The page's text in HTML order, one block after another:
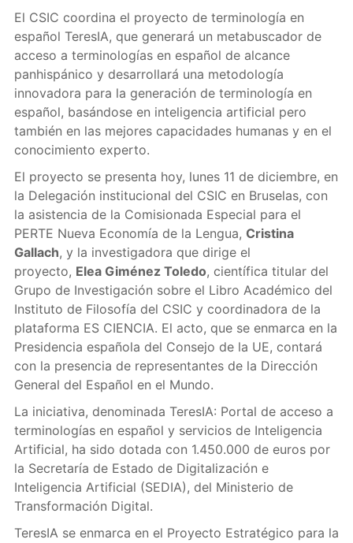
El CSIC coordina el proyecto de terminología en
español TeresIA, que generará un metabuscador de
acceso a terminologías en español de alcance
panhispánico y desarrollará una metodología
innovadora para la generación de terminología en
español, basándose en inteligencia artificial pero
también en las mejores capacidades humanas y en el
conocimiento experto.
El proyecto se presenta hoy, lunes 11 de diciembre, en
la Delegación institucional del CSIC en Bruselas, con
la asistencia de la Comisionada Especial para el
PERTE Nueva Economía de la Lengua, Cristina
Gallach, y la investigadora que dirige el
proyecto, Elea Giménez Toledo, científica titular del
Grupo de Investigación sobre el Libro Académico del
Instituto de Filosofía del CSIC y coordinadora de la
plataforma ES CIENCIA. El acto, que se enmarca en la
Presidencia española del Consejo de la UE, contará
con la presencia de representantes de la Dirección
General del Español en el Mundo.
La iniciativa, denominada TeresIA: Portal de acceso a
terminologías en español y servicios de Inteligencia
Artificial, ha sido dotada con 1.450.000 de euros por
la Secretaría de Estado de Digitalización e
Inteligencia Artificial (SEDIA), del Ministerio de
Transformación Digital.
TeresIA se enmarca en el Proyecto Estratégico para la